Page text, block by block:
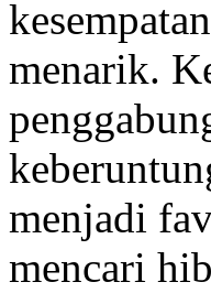
menarik.
menjadi
mencari